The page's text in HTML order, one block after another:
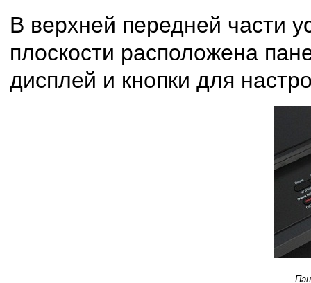
В верхней передней части
плоскости расположена
дисплей и кнопки для